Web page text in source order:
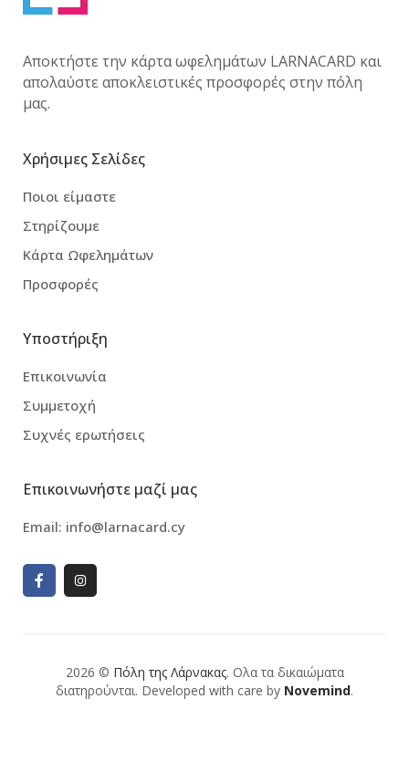
Αποκτήστε την κάρτα ωφελημάτων LARNACARD και
απολαύστε αποκλειστικές προσφορές στην πόλη
μας.
Χρήσιμες Σελίδες
Ποιοι είμαστε
Στηρίζουμε
Κάρτα Ωφελημάτων
Προσφορές
Υποστήριξη
Επικοινωνία
Συμμετοχή
Συχνές ερωτήσεις
Επικοινωνήστε μαζί μας
Email: info@larnacard.cy
2026 © Πόλη της Λάρνακας. Ολα τα δικαιώματα
διατηρούνται. Developed with care by Novemind.